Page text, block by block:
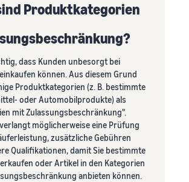
Produktkategorien
dass Kunden unbesorgt bei
können. Aus diesem Grund
Produktkategorien (z. B. bestimmte
oder Automobilprodukte) als
mit Zulassungsbeschränkung".
möglicherweise eine Prüfung
zusätzliche Gebühren
Qualifikationen, damit Sie bestimmte
oder Artikel in den Kategorien
anbieten können.